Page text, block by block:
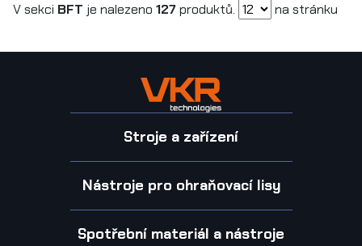
V sekci BFT je nalezeno 127produktů. na stránku
Stroje a zařízení
Nástroje pro ohraňovací lisy
Spotřební materiál a nástroje